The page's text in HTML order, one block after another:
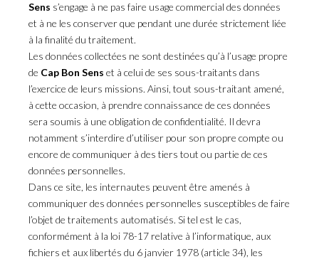
Sens s’engage à ne pas faire usage commercial des données
et à ne les conserver que pendant une durée strictement liée
à la finalité du traitement.
Les données collectées ne sont destinées qu’à l’usage propre
de Cap Bon Sens et à celui de ses sous-traitants dans
l’exercice de leurs missions. Ainsi, tout sous-traitant amené,
à cette occasion, à prendre connaissance de ces données
sera soumis à une obligation de confidentialité. Il devra
notamment s’interdire d’utiliser pour son propre compte ou
encore de communiquer à des tiers tout ou partie de ces
données personnelles.
Dans ce site, les internautes peuvent être amenés à
communiquer des données personnelles susceptibles de faire
l’objet de traitements automatisés. Si tel est le cas,
conformément à la loi 78-17 relative à l’informatique, aux
fichiers et aux libertés du 6 janvier 1978 (article 34), les